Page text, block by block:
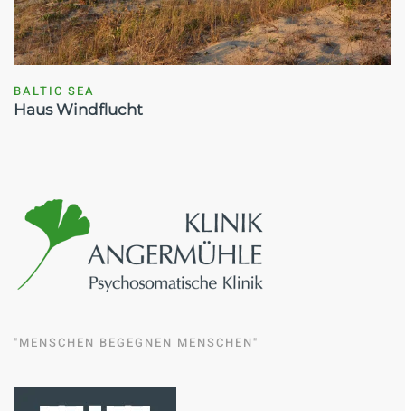
BALTIC SEA
Haus Windflucht
"MENSCHEN BEGEGNEN MENSCHEN"